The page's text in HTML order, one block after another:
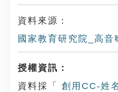
資料來源：
國家教育研究院_高音
授權資訊：
資料採「
創用CC-姓